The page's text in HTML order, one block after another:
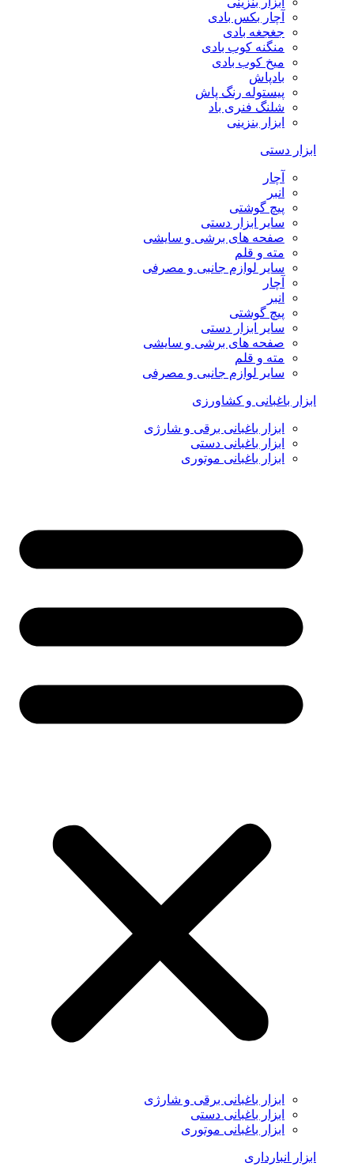
آچار بکس بادی
جغجغه بادی
منگنه کوب بادی
میخ کوب بادی
بادپاش
پیستوله رنگ پاش
شلنگ فنری باد
ابزار بنزینی
ابزار دستی
آچار
انبر
پیچ گوشتی
سایر ابزار دستی
صفحه های برشی و سایشی
مته و قلم
سایر لوازم جانبی و مصرفی
آچار
انبر
پیچ گوشتی
سایر ابزار دستی
صفحه های برشی و سایشی
مته و قلم
سایر لوازم جانبی و مصرفی
ابزار باغبانی و کشاورزی
ابزار باغبانی برقی و شارژی
ابزار باغبانی دستی
ابزار باغبانی موتوری
ابزار باغبانی برقی و شارژی
ابزار باغبانی دستی
ابزار باغبانی موتوری
ابزار انبارداری